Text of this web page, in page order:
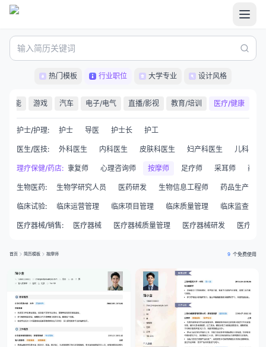
热门模板 行业职位 大学专业 设计风格
职能 游戏 汽车 电子/电气 直播/影视 教育/培训 医疗/健康
护士/护理: 护士 导医 护士长 护工
医生/医技: 外科医生 内科医生 皮肤科医生 妇产科医生 儿科医生
理疗保健/药店:
康复治疗师 产后康复师 心理咨询师 按摩师 足疗师 采耳师 药店
生物医药: 生物学研究人员 医药研发 生物信息工程师 药品生产
临床试验: 临床运营管理 临床项目管理 临床质量管理 临床监查员
医疗器械/销售: 医疗器械 医疗器械质量管理 医疗器械研发 医疗器
首页 简历模板 按摩师 9 个免费使用